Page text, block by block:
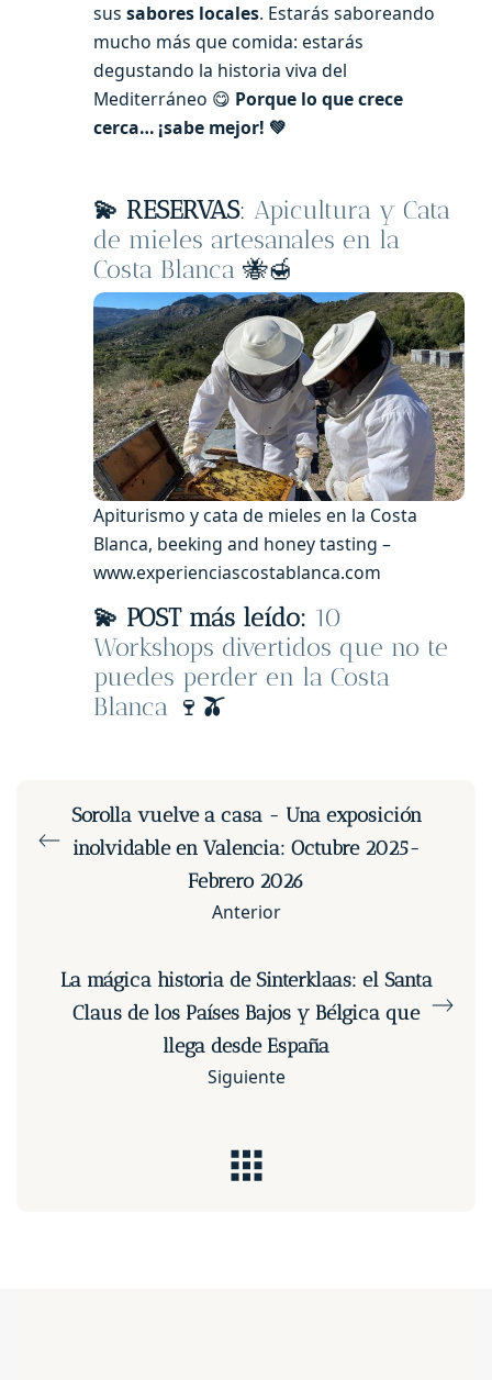
sus sabores locales. Estarás saboreando
mucho más que comida: estarás
degustando la historia viva del
Mediterráneo 😋 Porque lo que crece
cerca… ¡sabe mejor! 💚
💫 RESERVAS: Apicultura y Cata
de mieles artesanales en la
Costa Blanca 🐝🍯
Apiturismo y cata de mieles en la Costa
Blanca, beeking and honey tasting –
www.experienciascostablanca.com
💫 POST más leído: 10
Workshops divertidos que no te
puedes perder en la Costa
Blanca 🍷 🫒
Sorolla vuelve a casa - Una exposición
inolvidable en Valencia: Octubre 2025-
Febrero 2026
Anterior
La mágica historia de Sinterklaas: el Santa
Claus de los Países Bajos y Bélgica que
llega desde España
Siguiente